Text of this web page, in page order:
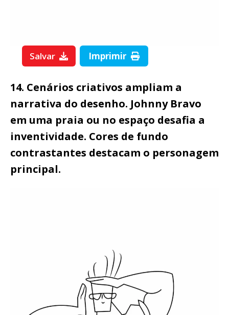
Salvar Imprimir
14. Cenários criativos ampliam a
narrativa do desenho. Johnny Bravo
em uma praia ou no espaço desafia a
inventividade. Cores de fundo
contrastantes destacam o personagem
principal.